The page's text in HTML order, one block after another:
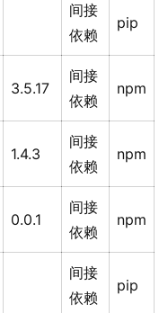
间接
依赖
pip
3.5.17
间接
依赖
npm
1.4.3
间接
依赖
npm
0.0.1
间接
依赖
npm
间接
依赖
pip